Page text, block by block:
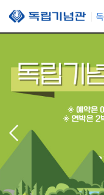
본문 바로가기